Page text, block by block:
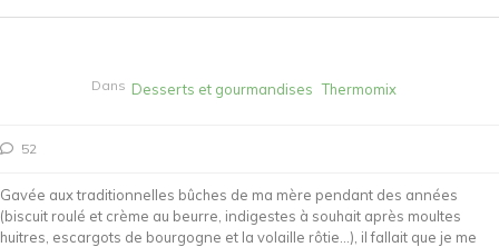
Dans Desserts et gourmandises Thermomix
52
Gavée aux traditionnelles bûches de ma mère pendant des années
(biscuit roulé et crème au beurre, indigestes à souhait après moultes
huitres, escargots de bourgogne et la volaille rôtie…), il fallait que je me